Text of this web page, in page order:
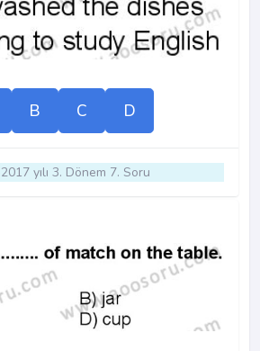
B C D
yılı 3. Dönem 7. Soru